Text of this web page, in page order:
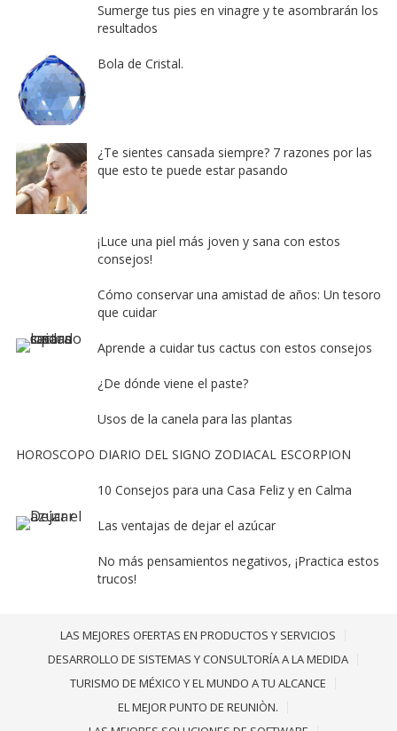
Sumerge tus pies en vinagre y te asombrarán los
resultados
Bola de Cristal.
¿Te sientes cansada siempre? 7 razones por las
que esto te puede estar pasando
¡Luce una piel más joven y sana con estos
consejos!
Cómo conservar una amistad de años: Un tesoro
que cuidar
Aprende a cuidar tus cactus con estos consejos
¿De dónde viene el paste?
Usos de la canela para las plantas
HOROSCOPO DIARIO DEL SIGNO ZODIACAL ESCORPION
10 Consejos para una Casa Feliz y en Calma
Las ventajas de dejar el azúcar
No más pensamientos negativos, ¡Practica estos
trucos!
LAS MEJORES OFERTAS EN PRODUCTOS Y SERVICIOS
DESARROLLO DE SISTEMAS Y CONSULTORÍA A LA MEDIDA
TURISMO DE MÉXICO Y EL MUNDO A TU ALCANCE
EL MEJOR PUNTO DE REUNIÒN.